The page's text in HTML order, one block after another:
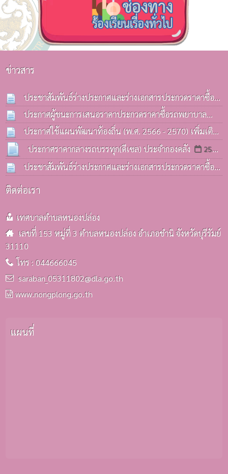
ข่าวสาร
ประชาสัมพันธ์ร่างประกาศและร่างเอกสารประกวดราคาซื้อ
รถบรรทุก(ดีเซล) ประจำกองคลังฯ
13 ก.ค. 2569
ประกาศผู้ชนะการเสนอราคาประกวดราคาซื้อรถพยาบาล
ฉุกเฉิน(รถกระบะ) ด้วยวิธีประกวดราคาอิเล็กทรอนิกส์(e-
bidding)
08 ก.ค. 2569
ประกาศใช้แผนพัฒนาท้องถิ่น (พ.ศ. 2566 - 2570) เพิ่มเติม
ครั้งที่ 3 / 2569
06 ก.ค. 2569
ประกาศราคากลางรถบรรทุก(ดีเซล) ประจำกองคลัง
25
มิ.ย. 2569
ประชาสัมพันธ์ร่างประกาศและร่างเอกสารประกวดราคาซื้อ
รถบรรทุก(ดีเซล) ประจำกองคลังฯ
ติดต่อเรา
เทศบาลตำบลหนองปล่อง
เลขที่ 153 หมู่ที่ 3 ตำบลหนองปล่อง อำเภอชำนิ จังหวัดบุรีรัมย์
31110
โทร : 044666045
saraban_05311802@dla.go.th
www.nongplong.go.th
แผนที่